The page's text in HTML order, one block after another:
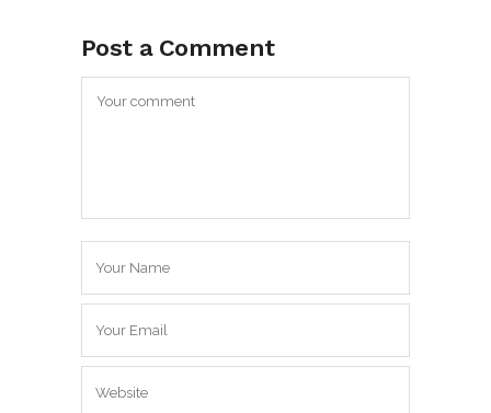
Post a Comment